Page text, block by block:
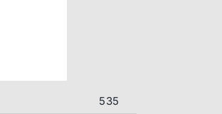
535